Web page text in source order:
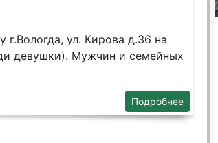
ул. Кирова д.36 на
девушки). Мужчин и семейных
Подробнее